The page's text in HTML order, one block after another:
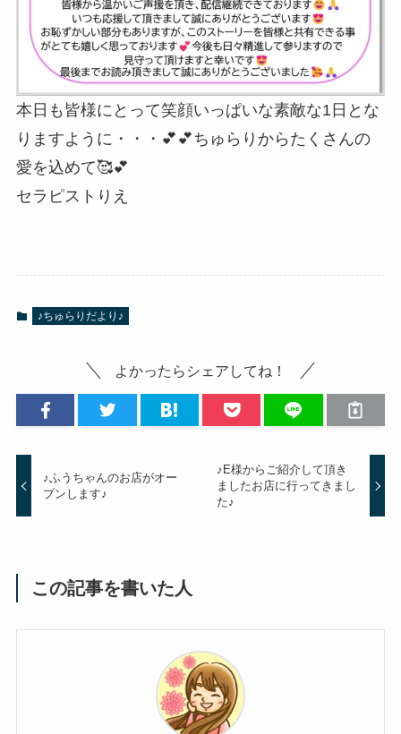
本日も皆様にとって笑顔いっぱいな素敵な1日とな
りますように・・・💕💕ちゅらりからたくさんの
愛を込めて🥰💕
セラピストりえ
♪ちゅらりだより♪
よかったらシェアしてね！
♪ふうちゃんのお店がオー
プンします♪
♪E様からご紹介して頂き
ましたお店に行ってきまし
た♪
この記事を書いた人